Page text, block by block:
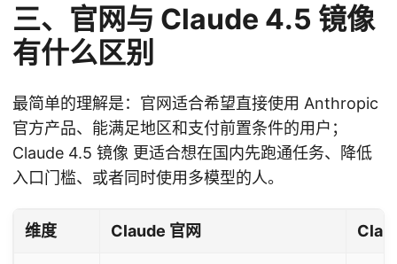
三、官网与 Claude 4.5 镜像
有什么区别
最简单的理解是：官网适合希望直接使用 Anthropic
官方产品、能满足地区和支付前置条件的用户；
Claude 4.5 镜像 更适合想在国内先跑通任务、降低
入口门槛、或者同时使用多模型的人。
维度 Claude 官网